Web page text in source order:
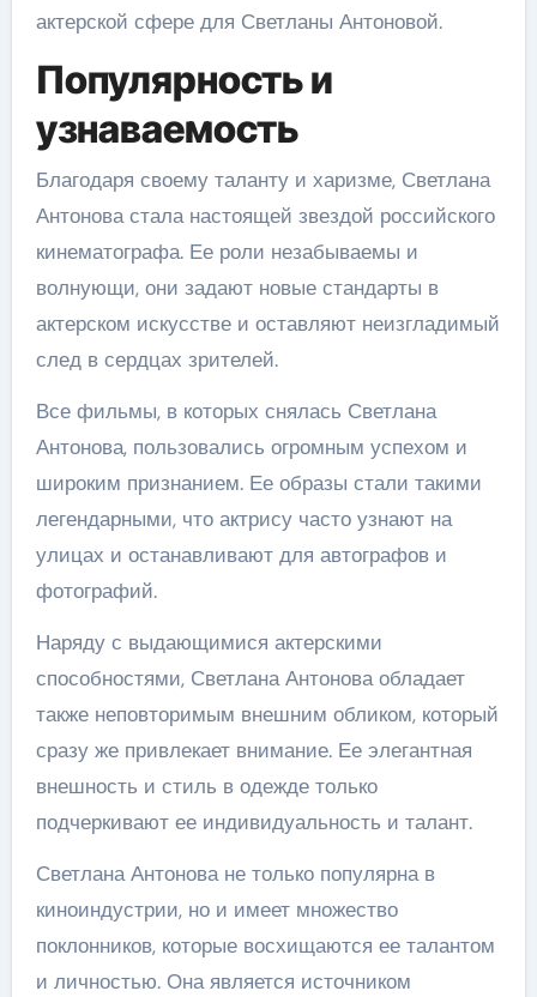
актерской сфере для Светланы Антоновой.
Популярность и
узнаваемость
Благодаря своему таланту и харизме, Светлана
Антонова стала настоящей звездой российского
кинематографа. Ее роли незабываемы и
волнующи, они задают новые стандарты в
актерском искусстве и оставляют неизгладимый
след в сердцах зрителей.
Все фильмы, в которых снялась Светлана
Антонова, пользовались огромным успехом и
широким признанием. Ее образы стали такими
легендарными, что актрису часто узнают на
улицах и останавливают для автографов и
фотографий.
Наряду с выдающимися актерскими
способностями, Светлана Антонова обладает
также неповторимым внешним обликом, который
сразу же привлекает внимание. Ее элегантная
внешность и стиль в одежде только
подчеркивают ее индивидуальность и талант.
Светлана Антонова не только популярна в
киноиндустрии, но и имеет множество
поклонников, которые восхищаются ее талантом
и личностью. Она является источником